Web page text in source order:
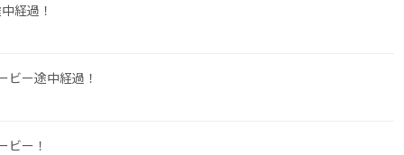
経過！
ー途中経過！
ー！